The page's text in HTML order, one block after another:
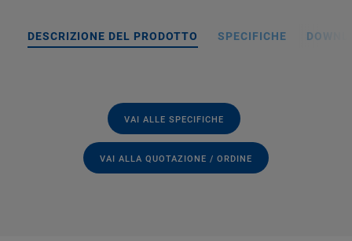
DESCRIZIONE DEL PRODOTTO SPECIFICHE
VAI ALLE SPECIFICHE
VAI ALLA QUOTAZIONE / ORDINE